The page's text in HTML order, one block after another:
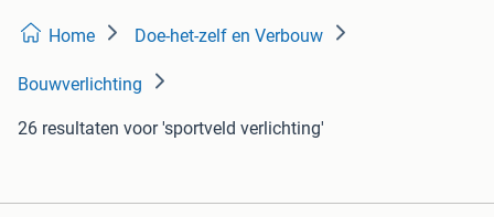
Home Doe-het-zelf en Verbouw
Bouwverlichting
26 resultaten voor 'sportveld verlichting'